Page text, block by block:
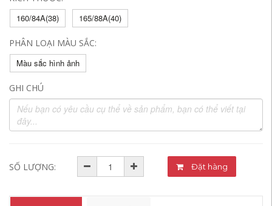
160/84A(38)
165/88A(40)
PHÂN LOẠI MÀU SẮC:
Màu sắc hình ảnh
GHI CHÚ
SỐ LƯỢNG: Đặt hàng